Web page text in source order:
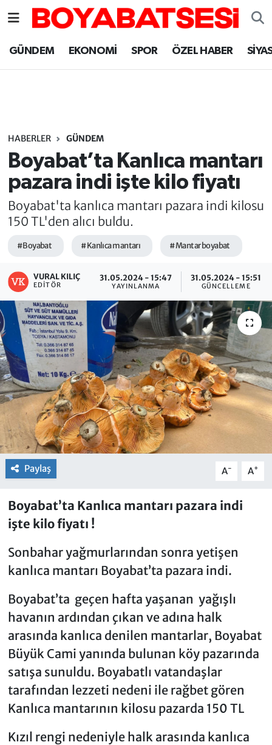
GÜNDEM EKONOMİ SPOR ÖZEL HABER
HABERLER GÜNDEM
Boyabat’ta Kanlıca mantarı
pazara indi işte kilo fiyatı
Boyabat'ta kanlıca mantarı pazara indi kilosu
150 TL'den alıcı buldu.
#Boyabat #Kanlıca mantarı #Mantar boyabat
VURAL KILIÇ
EDITÖR
31.05.2024 - 15:47
YAYINLANMA
31.05.2024 - 15:51
GÜNCELLEME
Paylaş A- A+
Boyabat’ta Kanlıca mantarı pazara indi
işte kilo fiyatı !
Sonbahar yağmurlarından sonra yetişen
kanlıca mantarı Boyabat’ta pazara indi.
Boyabat’ta geçen hafta yaşanan yağışlı
havanın ardından çıkan ve adına halk
arasında kanlıca denilen mantarlar, Boyabat
Büyük Cami yanında bulunan köy pazarında
satışa sunuldu. Boyabatlı vatandaşlar
tarafından lezzeti nedeni ile rağbet gören
Kanlıca mantarının kilosu pazarda 150 TL
Kızıl rengi nedeniyle halk arasında kanlıca
Sinop Nöbetçi Eczaneler
Sinop Trafik Yoğunluk Haritası
Süper Lig Puan Durumu ve Fikstür
Tüm Manşetler